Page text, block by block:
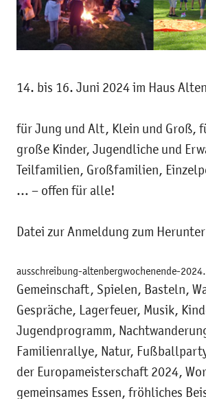
14. bis 16. Juni 2024 im Haus
für Jung und Alt, Klein und Groß,
große Kinder, Jugendliche und
Teilfamilien, Großfamilien,
… – offen für alle!
Datei zur Anmeldung zum
ausschreibung-altenbergwochenende-
Gemeinschaft, Spielen, Basteln,
Gespräche, Lagerfeuer, Musik,
Jugendprogramm,
Familienrallye, Natur,
der Europameisterschaft 2024,
gemeinsames Essen, fröhliches